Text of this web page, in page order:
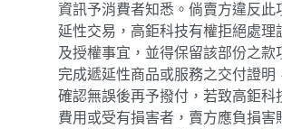
資訊予消費者知悉。倘賣方違反此
延性交易，高鉅科技有權拒絕處理
及授權事宜，並得保留該部份之款
完成遞延性商品或服務之交付證明
確認無誤後再予撥付，若致高鉅科
費用或受有損害者，賣方應負損害